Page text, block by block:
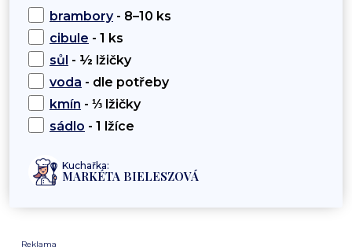
brambory- 8–10 ks
cibule - 1 ks
sůl - ½ lžičky
voda - dle potřeby
kmín - ⅓ lžičky
sádlo - 1 lžíce
Kuchařka:
MARKÉTA BIELESZOVÁ
Reklama